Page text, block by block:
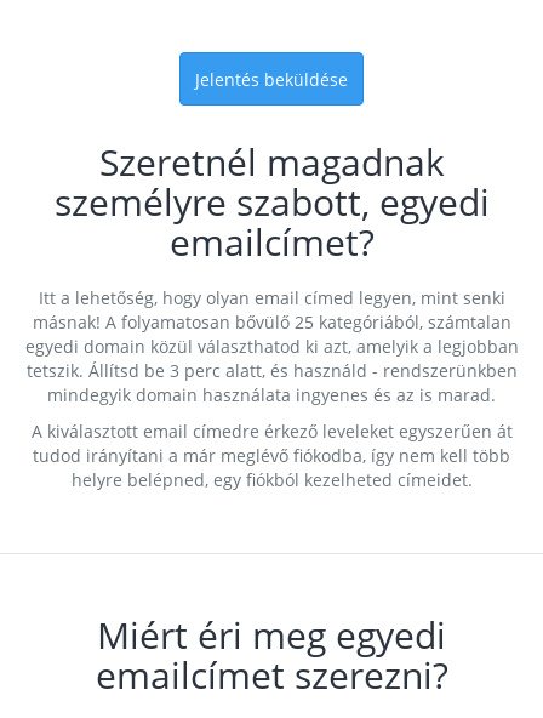
Jelentés beküldése
Szeretnél magadnak
személyre szabott, egyedi
emailcímet?
Itt a lehetőség, hogy olyan email címed legyen, mint senki
másnak! A folyamatosan bővülő 25 kategóriából, számtalan
egyedi domain közül választhatod ki azt, amelyik a legjobban
tetszik. Állítsd be 3 perc alatt, és használd - rendszerünkben
mindegyik domain használata ingyenes és az is marad.
A kiválasztott email címedre érkező leveleket egyszerűen át
tudod irányítani a már meglévő fiókodba, így nem kell több
helyre belépned, egy fiókból kezelheted címeidet.
Miért éri meg egyedi
emailcímet szerezni?